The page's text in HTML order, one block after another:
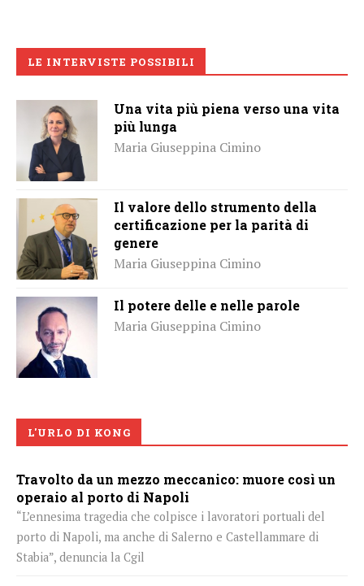
LE INTERVISTE POSSIBILI
Una vita più piena verso una vita
più lunga
Maria Giuseppina Cimino
Il valore dello strumento della
certificazione per la parità di
genere
Maria Giuseppina Cimino
Il potere delle e nelle parole
Maria Giuseppina Cimino
L'URLO DI KONG
Travolto da un mezzo meccanico: muore così un
operaio al porto di Napoli
“L’ennesima tragedia che colpisce i lavoratori portuali del
porto di Napoli, ma anche di Salerno e Castellammare di
Stabia”, denuncia la Cgil